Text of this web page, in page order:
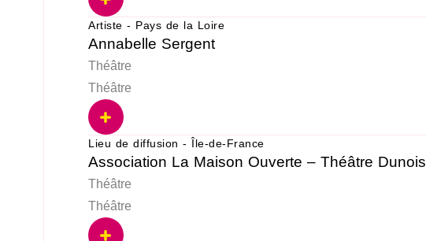
Artiste - Pays de la Loire
Annabelle Sergent
Théâtre
Théâtre
Lieu de diffusion - Île-de-France
Association La Maison Ouverte – Théâtre Dunois
Théâtre
Théâtre